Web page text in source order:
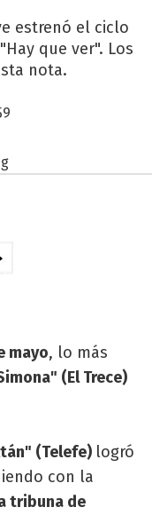
estrenó el ciclo
que ver". Los
nota.
mayo, lo más
(El Trece)
(Telefe) logró
con la
tribuna de